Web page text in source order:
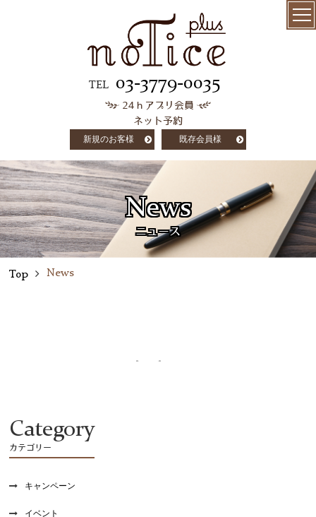
TEL 03-3779-0035
24ｈアプリ会員
ネット予約
新規のお客様 既存会員様
salon info
concept
customer voice
column
News
ニュース
Top News
Category
カテゴリー
キャンペーン
イベント